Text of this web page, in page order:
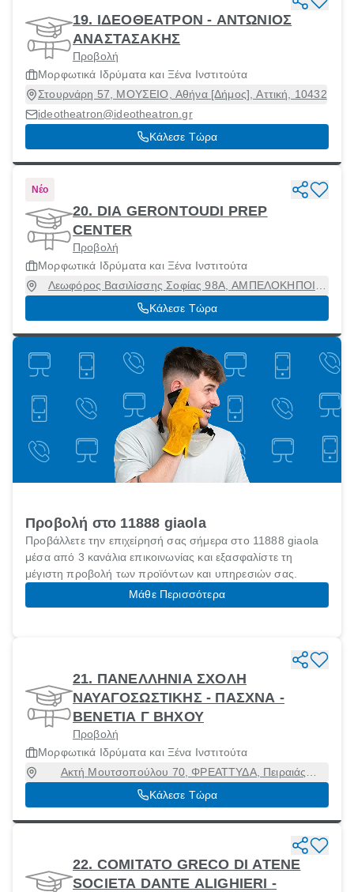
19. ΙΔΕΟΘΕΑΤΡΟΝ - ΑΝΤΩΝΙΟΣ
ΑΝΑΣΤΑΣΑΚΗΣ
Προβολή
Μορφωτικά Ιδρύματα και Ξένα Ινστιτούτα
Στουρνάρη 57, ΜΟΥΣΕΙΟ, Αθήνα [Δήμος], Αττική, 10432
ideotheatron@ideotheatron.gr
Κάλεσε Τώρα
Νέο
20. DIA GERONTOUDI PREP
CENTER
Προβολή
Μορφωτικά Ιδρύματα και Ξένα Ινστιτούτα
Λεωφόρος Βασιλίσσης Σοφίας 98Α, ΑΜΠΕΛΟΚΗΠΟΙ,
Αθήνα [Δήμος], Αττική, 11528
Κάλεσε Τώρα
Προβολή στο 11888 giaola
Προβάλλετε την επιχείρησή σας σήμερα στο 11888 giaola
μέσα από 3 κανάλια επικοινωνίας και εξασφαλίστε τη
μέγιστη προβολή των προϊόντων και υπηρεσιών σας.
Μάθε Περισσότερα
21. ΠΑΝΕΛΛΗΝΙΑ ΣΧΟΛΗ
ΝΑΥΑΓΟΣΩΣΤΙΚΗΣ - ΠΑΣΧΝΑ -
ΒΕΝΕΤΙΑ Γ ΒΗΧΟΥ
Προβολή
Μορφωτικά Ιδρύματα και Ξένα Ινστιτούτα
Ακτή Μουτσοπούλου 70, ΦΡΕΑΤΤΥΔΑ, Πειραιάς
[Δήμος], Αττική, 18536
Κάλεσε Τώρα
22. COMITATO GRECO DI ATENE
SOCIETA DANTE ALIGHIERI -